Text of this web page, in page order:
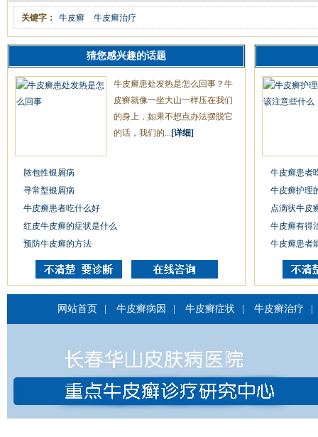
关键字： 牛皮癣 牛皮癣治疗
猜您感兴趣的话题
牛皮癣患处发热是怎么回事？牛
皮癣就像一坐大山一样压在我们
的身上，如果不想点办法摆脱它
的话，我们的... [详细]
脓包性银屑病
寻常型银屑病
牛皮癣患者吃什么好
红皮牛皮癣的症状是什么
预防牛皮癣的方法
牛皮癣患者
牛皮癣护理
点滴状牛皮
牛皮癣有得
牛皮癣患者
网站首页 牛皮癣病因 牛皮癣症状 牛皮癣治疗